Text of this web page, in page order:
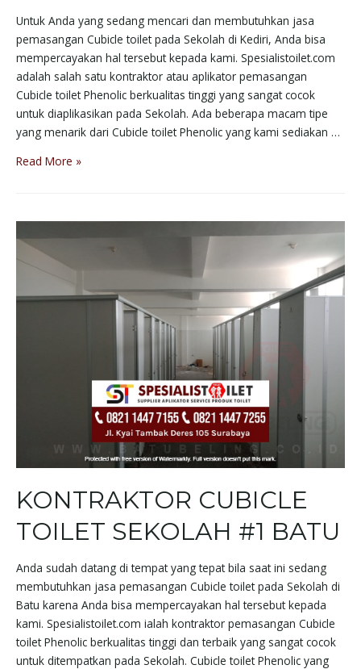
Untuk Anda yang sedang mencari dan membutuhkan jasa
pemasangan Cubicle toilet pada Sekolah di Kediri, Anda bisa
mempercayakan hal tersebut kepada kami. Spesialistoilet.com
adalah salah satu kontraktor atau aplikator pemasangan
Cubicle toilet Phenolic berkualitas tinggi yang sangat cocok
untuk diaplikasikan pada Sekolah. Ada beberapa macam tipe
yang menarik dari Cubicle toilet Phenolic yang kami sediakan …
Read More »
KONTRAKTOR CUBICLE
TOILET SEKOLAH #1 BATU
Anda sudah datang di tempat yang tepat bila saat ini sedang
membutuhkan jasa pemasangan Cubicle toilet pada Sekolah di
Batu karena Anda bisa mempercayakan hal tersebut kepada
kami. Spesialistoilet.com ialah kontraktor pemasangan Cubicle
toilet Phenolic berkualitas tinggi dan terbaik yang sangat cocok
untuk ditempatkan pada Sekolah. Cubicle toilet Phenolic yang